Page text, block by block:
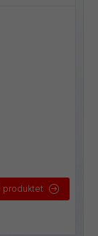
produktet